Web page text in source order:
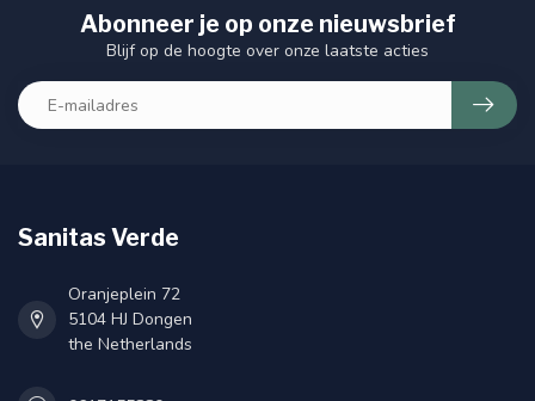
Abonneer je op onze nieuwsbrief
Blijf op de hoogte over onze laatste acties
Sanitas Verde
Oranjeplein 72
5104 HJ Dongen
the Netherlands